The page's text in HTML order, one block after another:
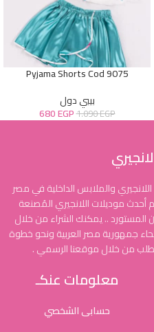
Pyjama Shorts Cod 9075
بيبي دول
1.090EGP
680EGP
والملابس الداخلية في مصر
لتقديم أحدث موديلات اللانجيري المُصنعة
المستورد .. يمكنك الشراء من خلال
أنحاء جمهورية مصر العربية ونحو خطوة
من خلال موقعنا الرسمي .
معلومات عنكـ
حسابى الشخصي